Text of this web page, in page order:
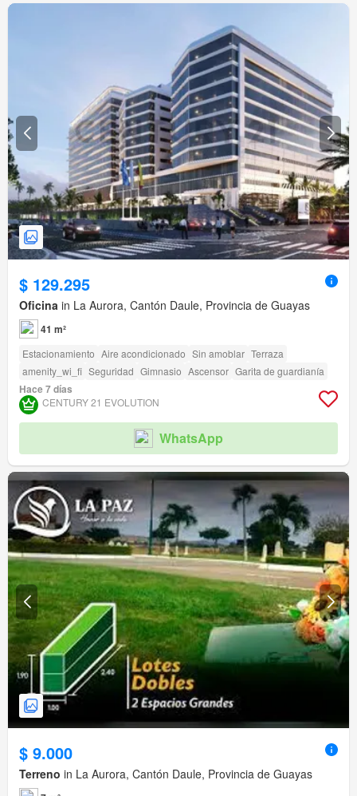
$ 129.295
Oficina in La Aurora, Cantón Daule, Provincia de Guayas
41 m²
Estacionamiento Aire acondicionado Sin amoblar Terraza
amenity_wi_fi Seguridad Gimnasio Ascensor Garita de guardianía
Hace 7 días
CENTURY 21 EVOLUTION
WhatsApp
$ 9.000
Terreno in La Aurora, Cantón Daule, Provincia de Guayas